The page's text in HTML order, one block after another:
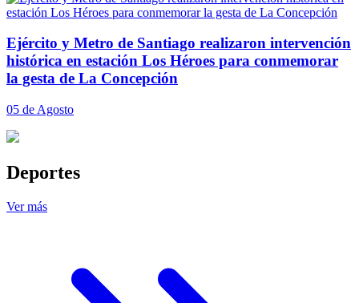
Ejército y Metro de Santiago realizaron intervención
histórica en estación Los Héroes para conmemorar
la gesta de La Concepción
05 de Agosto
Deportes
Ver más